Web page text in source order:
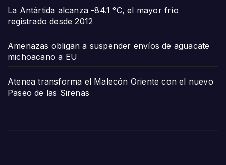
La Antártida alcanza -84.1 °C, el mayor frío
registrado desde 2012
Amenazas obligan a suspender envíos de aguacate
michoacano a EU
Atenea transforma el Malecón Oriente con el nuevo
Paseo de las Sirenas